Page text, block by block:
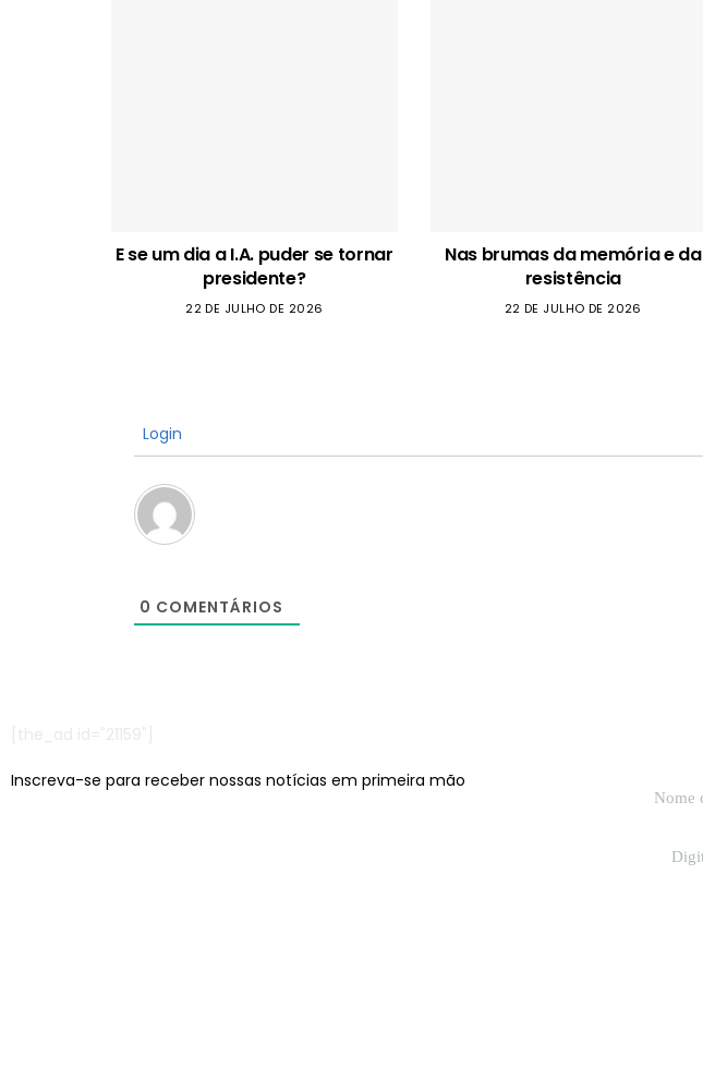
E se um dia a I.A. puder se tornar
presidente?
22 DE JULHO DE 2026
Nas brumas da memória e da
resistência
22 DE JULHO DE 2026
Login
0 COMENTÁRIOS
Inscreva-se para receber nossas notícias em primeira mão